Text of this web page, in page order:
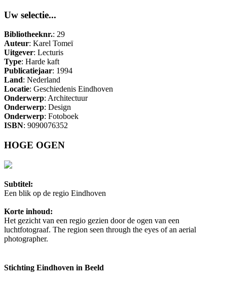
Uw selectie...
Bibliotheeknr.: 29
Auteur: Karel Tomeï
Uitgever: Lecturis
Type: Harde kaft
Publicatiejaar: 1994
Land: Nederland
Locatie: Geschiedenis Eindhoven
Onderwerp: Architectuur
Onderwerp: Design
Onderwerp: Fotoboek
ISBN: 9090076352
HOGE OGEN
Subtitel:
Een blik op de regio Eindhoven
Korte inhoud:
Het gezicht van een regio gezien door de ogen van een
luchtfotograaf. The region seen through the eyes of an aerial
photographer.
Stichting Eindhoven in Beeld